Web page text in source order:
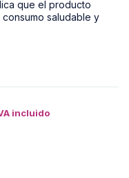
incluido